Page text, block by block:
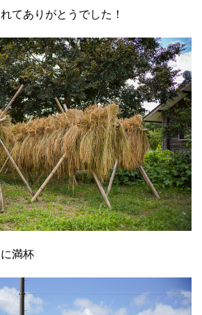
てありがとうでした！
満杯